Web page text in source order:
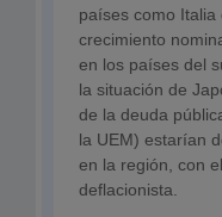
países como
crecimiento
en los países del
la situación de
de la deuda
la UEM) estarían
en la región, con
deflacionista.